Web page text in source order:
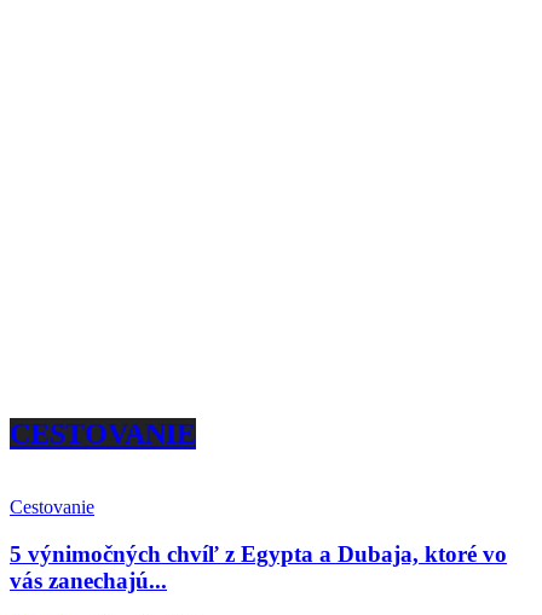
CESTOVANIE
Cestovanie
5 výnimočných chvíľ z Egypta a Dubaja, ktoré vo
vás zanechajú...